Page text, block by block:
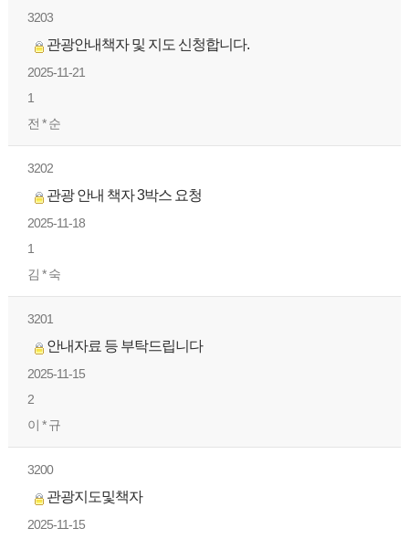
3203
관광안내책자 및 지도 신청합니다.
2025-11-21
1
전 * 순
3202
관광 안내 책자 3박스 요청
2025-11-18
1
김 * 숙
3201
안내자료 등 부탁드립니다
2025-11-15
2
이 * 규
3200
관광지도및책자
2025-11-15